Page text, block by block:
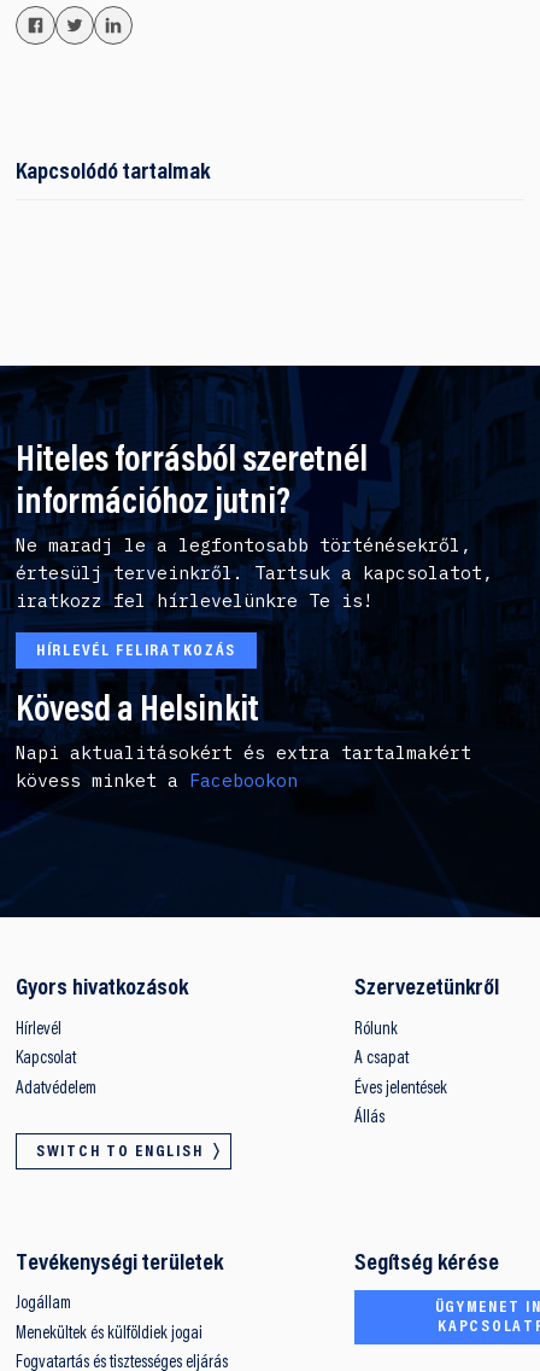
Kapcsolódó tartalmak
Hiteles forrásból szeretnél
információhoz jutni?
Ne maradj le a legfontosabb történésekről,
értesülj terveinkről. Tartsuk a kapcsolatot,
iratkozz fel hírlevelünkre Te is!
HÍRLEVÉL FELIRATKOZÁS
Kövesd a Helsinkit
Napi aktualitásokért és extra tartalmakért
kövess minket a Facebookon
Gyors hivatkozások
Hírlevél
Kapcsolat
Adatvédelem
SWITCH TO ENGLISH
Szervezetünkről
Rólunk
A csapat
Éves jelentések
Állás
Tevékenységi területek
Jogállam
Menekültek és külföldiek jogai
Fogvatartás és tisztességes eljárás
Segítség kérése
ÜGYMENET